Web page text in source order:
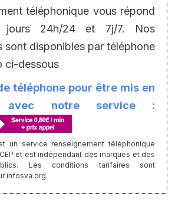
téléphonique vous répond
jours 24h/24 et 7j/7. Nos
sont disponibles par téléphone
ci-dessous
téléphone pour être mis en
avec notre service :
un service renseignement téléphonique
et est indépendant des marques et des
Les conditions tarifaires sont
infosva.org